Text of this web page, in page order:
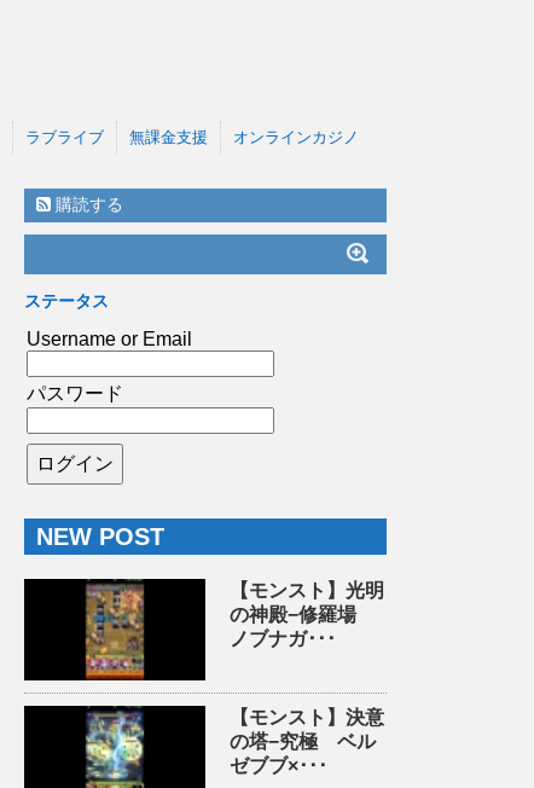
ラブライブ 無課金支援 オンラインカジノ
購読する
ステータス
Username or Email
パスワード
NEW POST
【モンスト】光明
の神殿−修羅場
ノブナガ･･･
【モンスト】決意
の塔−究極 ベル
ゼブブ×･･･